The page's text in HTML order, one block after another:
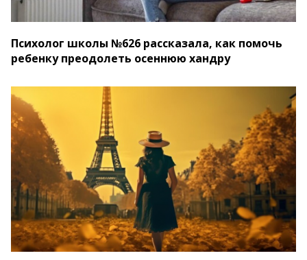
Психолог школы №626 рассказала, как помочь
ребенку преодолеть осеннюю хандру